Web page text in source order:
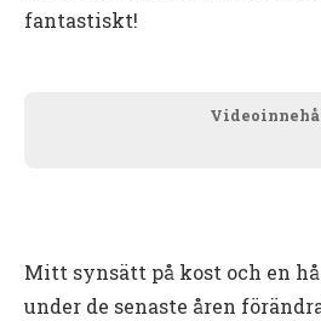
fantastiskt!
Mitt synsätt på kost och en
under de senaste åren